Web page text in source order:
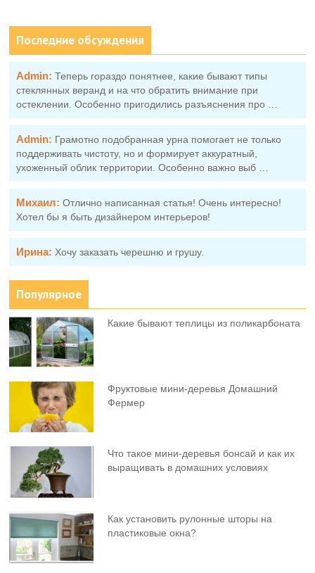
Последние обсуждения
Admin: Теперь гораздо понятнее, какие бывают типы
стеклянных веранд и на что обратить внимание при
остеклении. Особенно пригодились разъяснения про …
Admin: Грамотно подобранная урна помогает не только
поддерживать чистоту, но и формирует аккуратный,
ухоженный облик территории. Особенно важно выб …
Михаил: Отлично написанная статья! Очень интересно!
Хотел бы я быть дизайнером интерьеров!
Ирина: Хочу заказать черешню и грушу.
Популярное
Какие бывают теплицы из поликарбоната
Фруктовыe мини-деревья Домашний
Фермер
Что такое мини-деревья бонсай и как их
выращивать в домашних условиях
Как установить рулонные шторы на
пластиковые окна?